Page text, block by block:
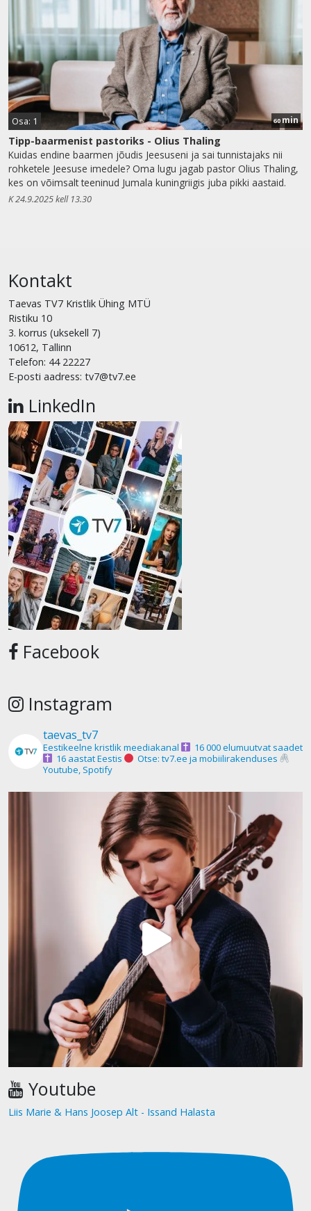
Osa: 1 60min
Tipp-baarmenist pastoriks - Olius Thaling
Kuidas endine baarmen jõudis Jeesuseni ja sai tunnistajaks nii
rohketele Jeesuse imedele? Oma lugu jagab pastor Olius Thaling,
kes on võimsalt teeninud Jumala kuningriigis juba pikki aastaid.
K 24.9.2025 kell 13.30
Kontakt
Taevas TV7 Kristlik Ühing MTÜ
Ristiku 10
3. korrus (uksekell 7)
10612, Tallinn
Telefon: 44 22227
E-posti aadress: tv7@tv7.ee
LinkedIn
Facebook
Instagram
taevas_tv7
Eestikeelne kristlik meediakanal
16 000 elumuutvat saadet
16 aastat Eestis
Otse: tv7.ee ja mobiilirakenduses
Youtube, Spotify
Youtube
Liis Marie & Hans Joosep Alt - Issand Halasta